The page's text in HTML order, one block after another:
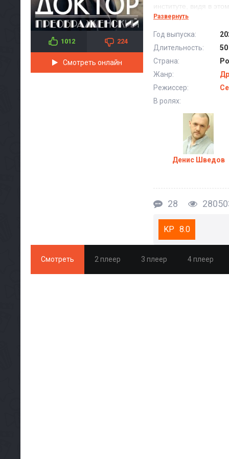
1012 224
Смотреть онлайн
институте, видя в
они ожидали.
институте,
Преображенским,
Никто из них не
Развернуть
Год выпуска:
Длительность:
Страна:
Жанр:
Режиссер:
В ролях:
Денис Шведов
28
8.0
Смотреть 2 плеер 3 плеер 4 плеер